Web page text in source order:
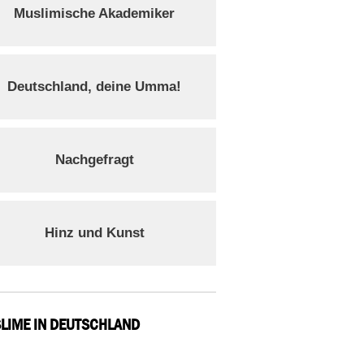
Muslimische Akademiker
Deutschland, deine Umma!
Nachgefragt
Hinz und Kunst
IN DEUTSCHLAND